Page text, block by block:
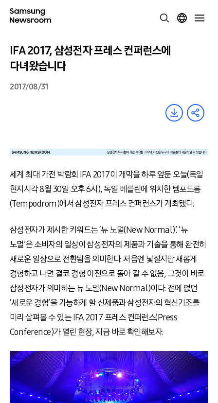
IFA 2017, 삼성전자 프레스 컨퍼런스에
다녀왔습니다
2017/08/31
세계 최대 가전 박람회 IFA 2017이 개막을 하루 앞둔 오늘(독일
현지시각 8월 30일 오후 6시), 독일 베를린에 위치한 템포드롬
(Tempodrom)에서 삼성전자 프레스 컨퍼런스가 개최됐다.
삼성전자가 제시한 키워드는 ‘뉴 노멀(New Normal)’. ‘뉴
노멀’은 소비자의 일상이 삼성전자의 제품과 기술을 통해 완전히
새로운 일상으로 전환됨을 의미한다. 처음엔 낯설지만 새롭게
경험하고 나면 결코 경험 이전으로 돌아 갈 수 없음, 그것이 바로
삼성전자가 의미하는 뉴 노멀(New Normal)이다. 전에 없던
‘새로운 경험’을 가능하게 할 신제품과 삼성전자의 혁신기조를
미리 살펴볼 수 있는 IFA 2017 프레스 컨퍼런스(Press
Conference)가 열린 현장, 지금 바로 확인해보자.